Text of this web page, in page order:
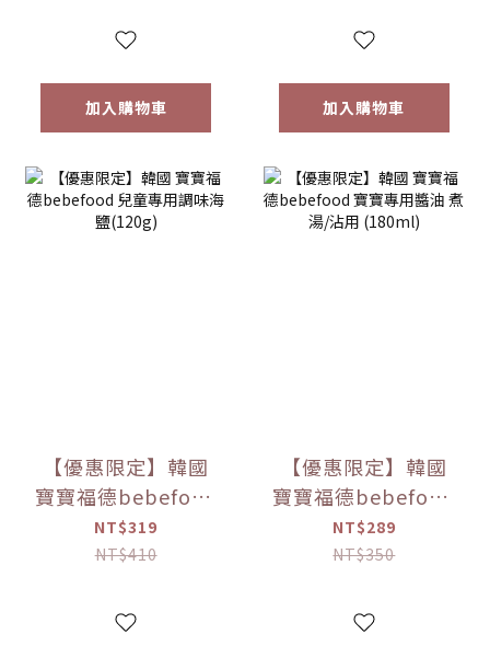
加入購物車 加入購物車
【優惠限定】韓國
寶寶福德bebefood
兒童專用調味海鹽
(120g)
NT$319
NT$410
【優惠限定】韓國
寶寶福德bebefood
寶寶專用醬油 煮湯/
沾用 (180ml)
NT$289
NT$350